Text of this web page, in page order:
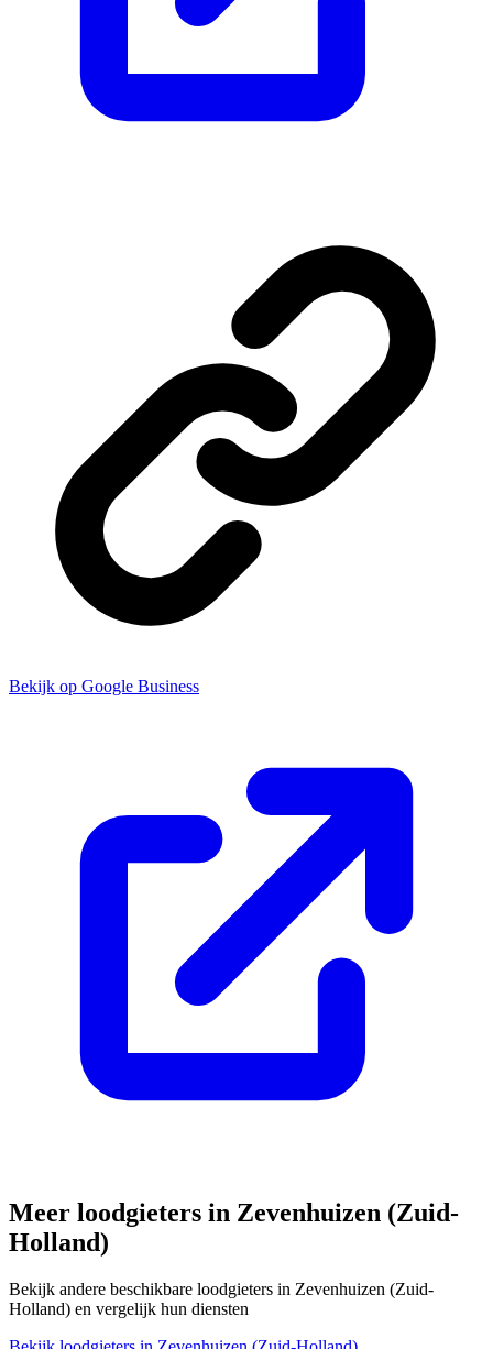
Bekijk op Google Business
Meer loodgieters in Zevenhuizen (Zuid-
Holland)
Bekijk andere beschikbare loodgieters in Zevenhuizen (Zuid-
Holland) en vergelijk hun diensten